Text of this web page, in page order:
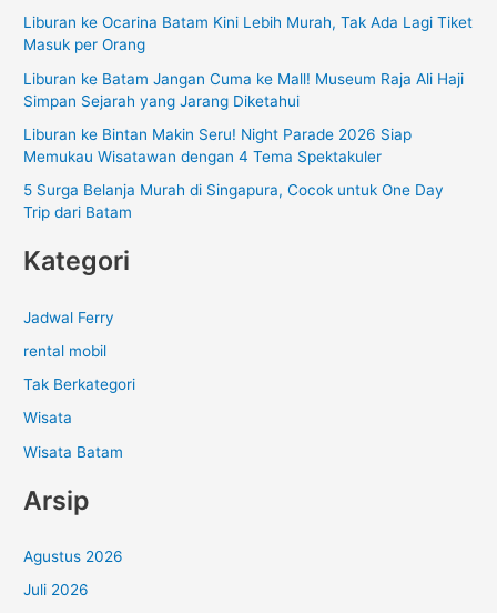
tLiburan ke Ocarina Batam Kini Lebih Murah, Tak Ada Lagi Tiket
Masuk per Orang
Liburan ke Batam Jangan Cuma ke Mall! Museum Raja Ali Haji
Simpan Sejarah yang Jarang Diketahui
Liburan ke Bintan Makin Seru! Night Parade 2026 Siap
Memukau Wisatawan dengan 4 Tema Spektakuler
5 Surga Belanja Murah di Singapura, Cocok untuk One Day
Trip dari Batam
Kategori
Jadwal Ferry
rental mobil
Tak Berkategori
Wisata
Wisata Batam
Arsip
Agustus 2026
Juli 2026